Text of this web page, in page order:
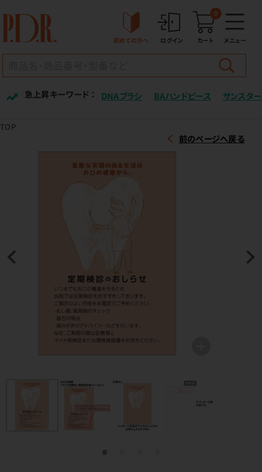
初めての方へ ログイン カート
0
メニュー
急上昇キーワード ： DNAブラシ BAハンドピース サンスター
TOP
前のページへ戻る